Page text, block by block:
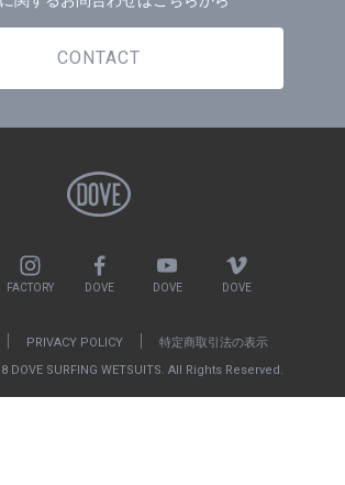
CONTACT
FACTORY DOVE DOVE DOVE
PRIVACY POLICY
特定商取引法の表示
DOVE SURFING WETSUITS. All Rights Reserved.